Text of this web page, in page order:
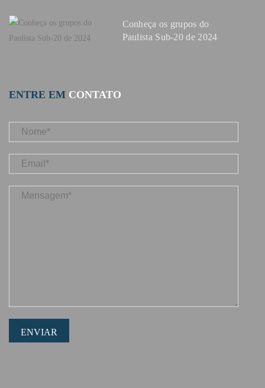
Conheça os grupos do
Paulista Sub-20 de 2024
ENTRE EM CONTATO
ENVIAR